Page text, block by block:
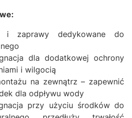
i zaprawy dedykowane do
dla dodatkowej ochrony
i wilgocią
na zewnątrz – zapewnić
dla odpływu wody
przy użyciu środków do